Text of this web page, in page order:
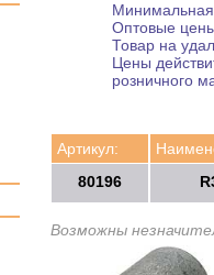
Минимальная
Оптовые цены
Товар на
Цены
розничного
Артикул:
80196
Возможны